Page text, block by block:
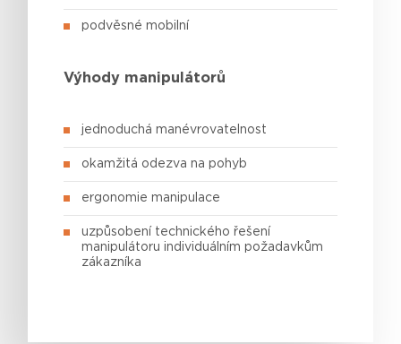
podvěsné mobilní
Výhody manipulátorů
jednoduchá manévrovatelnost
okamžitá odezva na pohyb
ergonomie manipulace
uzpůsobení technického řešení
manipulátoru individuálním požadavkům
zákazníka